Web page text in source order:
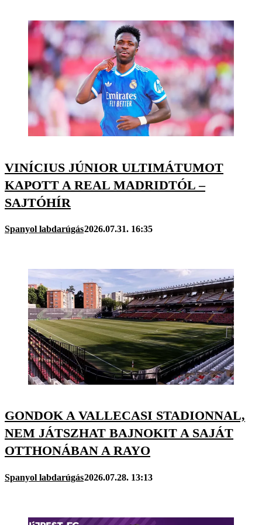
VINÍCIUS JÚNIOR ULTIMÁTUMOT
KAPOTT A REAL MADRIDTÓL –
SAJTÓHÍR
Spanyol labdarúgás2026.07.31. 16:35
GONDOK A VALLECASI STADIONNAL,
NEM JÁTSZHAT BAJNOKIT A SAJÁT
OTTHONÁBAN A RAYO
Spanyol labdarúgás2026.07.28. 13:13